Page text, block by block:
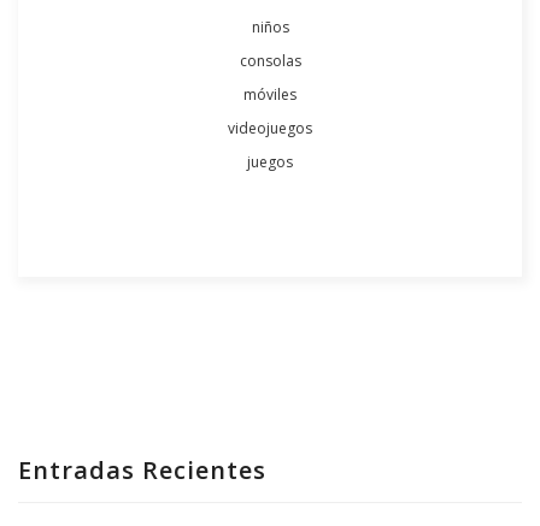
niños
consolas
móviles
videojuegos
juegos
Entradas Recientes